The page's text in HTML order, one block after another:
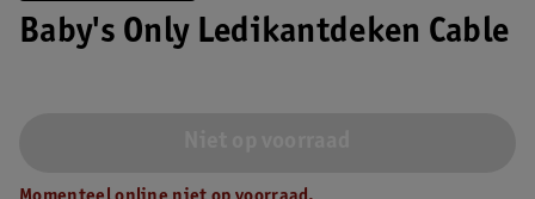
Baby's Only Ledikantdeken Cable